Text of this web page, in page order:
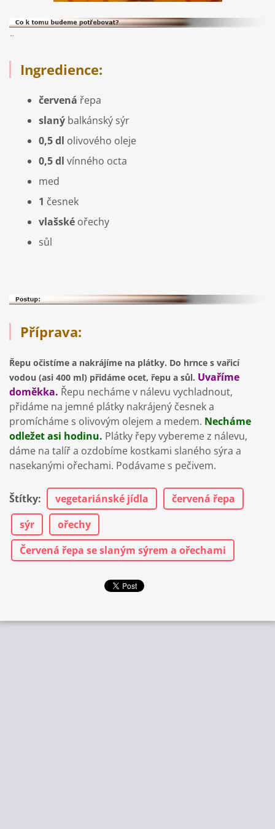
¨
Ingredience:
červená řepa
slaný balkánský sýr
0,5 dl olivového oleje
0,5 dl vínného octa
med
1 česnek
vlašské ořechy
sůl
Příprava:
Řepu očistíme a nakrájíme na plátky. Do hrnce s vařicí
vodou (asi 400 ml) přidáme ocet, řepu a sůl. Uvaříme
doměkka. Řepu necháme v nálevu vychladnout,
přidáme na jemné plátky nakrájený česnek a
promícháme s olivovým olejem a medem. Necháme
odležet asi hodinu. Plátky řepy vybereme z nálevu,
dáme na talíř a ozdobíme kostkami slaného sýra a
nasekanými ořechami. Podávame s pečivem.
Štítky: vegetariánské jídla
červená řepa
sýr
ořechy
Červená řepa se slaným sýrem a ořechami